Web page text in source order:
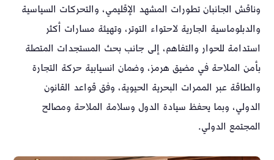
وناقش الجانبان تطورات المشهد الإقليمي، والتحركات السياسية
والدبلوماسية الجارية لاحتواء التوتر، وتهيئة مسارات أكثر
استدامة للحوار والتفاهم، إلى جانب بحث المستجدات المتصلة
بأمن الملاحة في مضيق هرمز، وضمان انسيابية حركة التجارة
والطاقة عبر الممرات البحرية الحيوية، وفق قواعد القانون
الدولي، وبما يحفظ سيادة الدول وسلامة الملاحة ومصالح
المجتمع الدولي.